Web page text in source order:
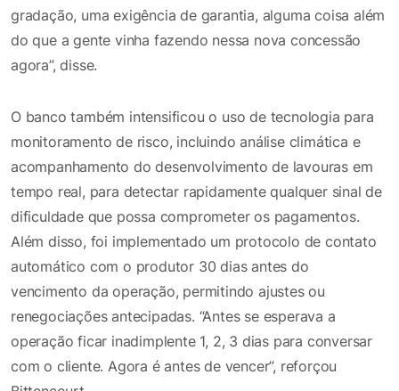
gradação, uma exigência de garantia, alguma coisa além
do que a gente vinha fazendo nessa nova concessão
agora”, disse.
O banco também intensificou o uso de tecnologia para
monitoramento de risco, incluindo análise climática e
acompanhamento do desenvolvimento de lavouras em
tempo real, para detectar rapidamente qualquer sinal de
dificuldade que possa comprometer os pagamentos.
Além disso, foi implementado um protocolo de contato
automático com o produtor 30 dias antes do
vencimento da operação, permitindo ajustes ou
renegociações antecipadas. “Antes se esperava a
operação ficar inadimplente 1, 2, 3 dias para conversar
com o cliente. Agora é antes de vencer”, reforçou